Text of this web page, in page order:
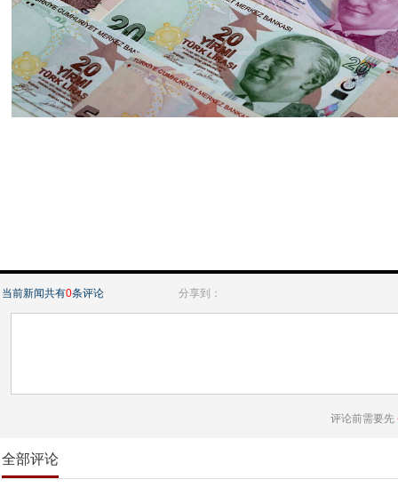
当前新闻共有0条评论 分享到：
评论前需要先
全部评论